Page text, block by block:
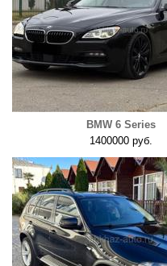
BMW 6 Series
1400000 руб.